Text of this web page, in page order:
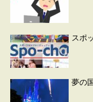
スポ
夢の